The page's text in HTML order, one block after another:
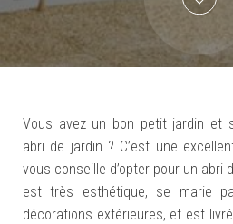
Vous avez un bon petit jardin et
abri de jardin ? C’est une
vous conseille d’opter pour un abri
est très esthétique, se marie
décorations extérieures, et est